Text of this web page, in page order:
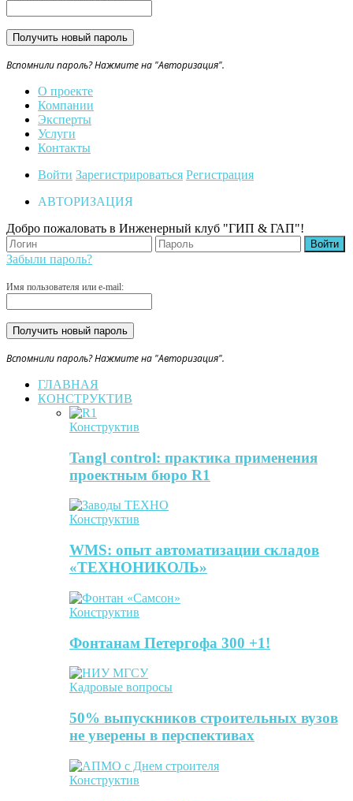
Вспомнили пароль? Нажмите на "Авторизация".
О проекте
Компании
Эксперты
Услуги
Контакты
Войти Зарегистрироваться Регистрация
АВТОРИЗАЦИЯ
Добро пожаловать в Инженерный клуб "ГИП & ГАП"!
Забыли пароль?
Имя пользователя или e-mail:
Вспомнили пароль? Нажмите на "Авторизация".
ГЛАВНАЯ
КОНСТРУКТИВ
Конструктив
Tangl control: практика применения
проектным бюро R1
Конструктив
WMS: опыт автоматизации складов
«ТЕХНОНИКОЛЬ»
Конструктив
Фонтанам Петергофа 300 +1!
Кадровые вопросы
50% выпускников строительных вузов
не уверены в перспективах
Конструктив